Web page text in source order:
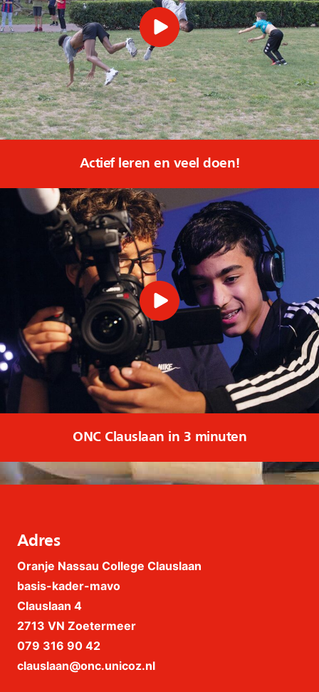
Actief leren en veel doen!
ONC Clauslaan in 3 minuten
Adres
Oranje Nassau College Clauslaan
basis-kader-mavo
Clauslaan 4
2713 VN Zoetermeer
079 316 90 42
clauslaan@onc.unicoz.nl